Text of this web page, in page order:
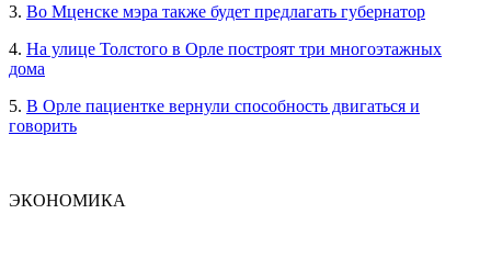
3. Во Мценске мэра также будет предлагать губернатор
4. На улице Толстого в Орле построят три многоэтажных
дома
5. В Орле пациентке вернули способность двигаться и
говорить
ЭКОНОМИКА